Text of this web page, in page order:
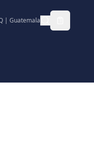
| Guatemala